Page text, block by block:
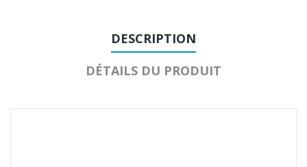
DESCRIPTION
DÉTAILS DU PRODUIT